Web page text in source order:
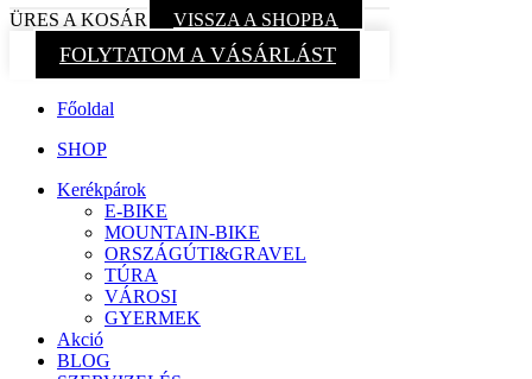
ÜRES A KOSÁR VISSZA A SHOPBA
FOLYTATOM A VÁSÁRLÁST
Főoldal
SHOP
Kerékpárok
E-BIKE
MOUNTAIN-BIKE
ORSZÁGÚTI&GRAVEL
TÚRA
VÁROSI
GYERMEK
Akció
BLOG